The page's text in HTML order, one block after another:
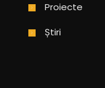
Proiecte
Știri